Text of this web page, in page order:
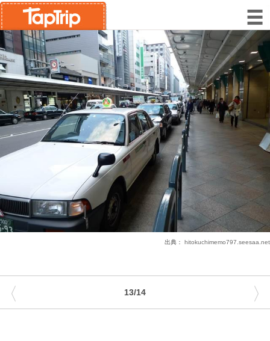
出典： hitokuchimemo797.seesaa.net
13/14
〈 〉